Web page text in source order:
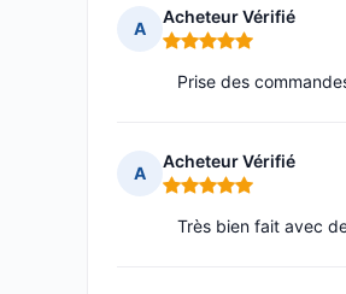
A
Acheteur Vérifié
Note : 5 sur 5
Prise des
A
Acheteur Vérifié
Note : 5 sur 5
Très bien fait avec